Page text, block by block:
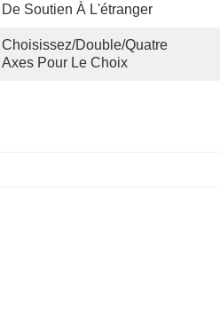
De Soutien À L'étranger
Choisissez/double/quatre
Axes Pour Le Choix